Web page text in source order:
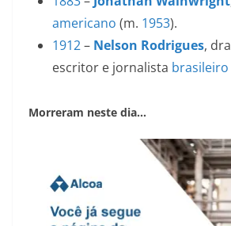
americano (m. 1953).
1912– Nelson Rodrigues,
escritor e jornalista brasileiro
Morreram neste dia…